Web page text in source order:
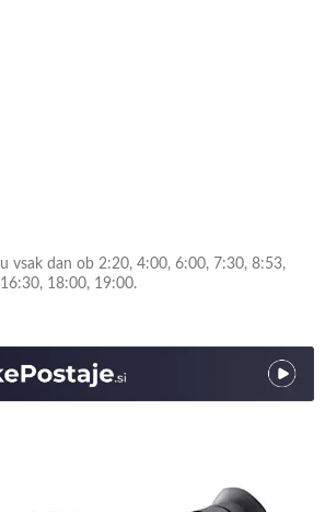
vsak dan ob 2:20, 4:00, 6:00, 7:30, 8:53,
18:00, 19:00.